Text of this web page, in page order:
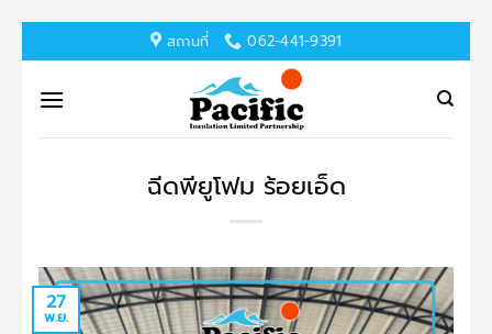
ไป
ยัง
เนื้อหา
สถานที่ 062-441-9391
ฉีดพียูโฟม ร้อยเอ็ด
27
พ.ย.